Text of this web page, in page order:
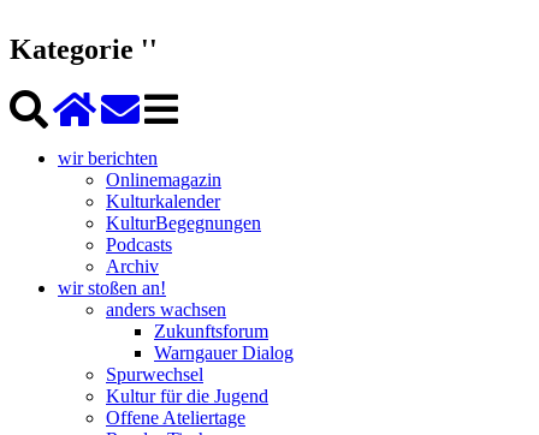
Kategorie ''
wir berichten
Onlinemagazin
Kulturkalender
KulturBegegnungen
Podcasts
Archiv
wir stoßen an!
anders wachsen
Zukunftsforum
Warngauer Dialog
Spurwechsel
Kultur für die Jugend
Offene Ateliertage